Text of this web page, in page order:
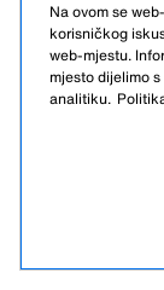
CITY CENTER
ILLICA
ARENA CENTER
OSJECKO-
PORTANOVA
PRIMORSKO-
KORZO 13
SPLITSKO-
ZADARSKA (1)
NEMOJTE
Na ovom se
korisničkog
web-mjestu.
mjesto dijelimo
analitiku.